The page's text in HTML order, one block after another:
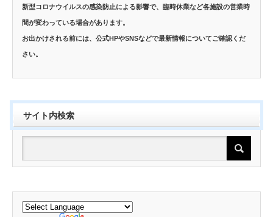
新型コロナウイルスの感染防止による影響で、臨時休業など各施設の営業時
間が変わっている場合があります。
お出かけされる前には、公式HPやSNSなどで最新情報についてご確認くだ
さい。
サイト内検索